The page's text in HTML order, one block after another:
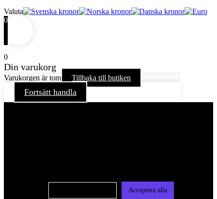
Valuta
0
0
Din varukorg
Varukorgen är tom Tillbaka till butiken
Fortsätt handla
Acceptera alla